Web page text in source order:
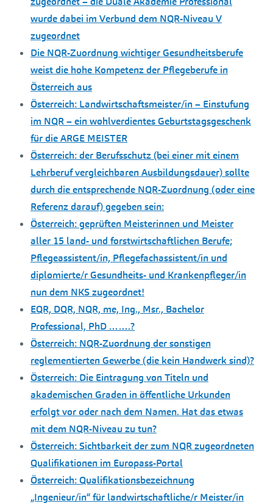
wurde dabei im Verbund dem NQR-Niveau V
zugeordnet
Die NQR-Zuordnung wichtiger Gesundheitsberufe
weist die hohe Kompetenz der Pflegeberufe in
Österreich aus
Österreich: Landwirtschaftsmeister/in – Einstufung
im NQR – ein wohlverdientes Geburtstagsgeschenk
für die ARGE MEISTER
Österreich: der Berufsschutz (bei einer mit einem
Lehrberuf vergleichbaren Ausbildungsdauer) sollte
durch die entsprechende NQR-Zuordnung (oder eine
Referenz darauf) gegeben sein:
Österreich: geprüften Meisterinnen und Meister
aller 15 land- und forstwirtschaftlichen Berufe;
Pflegeassistent/in, Pflegefachassistent/in und
diplomierte/r Gesundheits- und Krankenpfleger/in
nun dem NKS zugeordnet!
EQR, DQR, NQR, me, Ing., Msr., Bachelor
Professional, PhD …….?
Österreich: NQR-Zuordnung der sonstigen
reglementierten Gewerbe (die kein Handwerk sind)?
Österreich: Die Eintragung von Titeln und
akademischen Graden in öffentliche Urkunden
erfolgt vor oder nach dem Namen. Hat das etwas
mit dem NQR-Niveau zu tun?
Österreich: Sichtbarkeit der zum NQR zugeordneten
Qualifikationen im Europass-Portal
Österreich: Qualifikationsbezeichnung
„Ingenieur/in“ für landwirtschaftliche/r Meister/in